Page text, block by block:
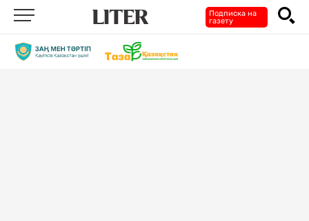
Подписка на
газету